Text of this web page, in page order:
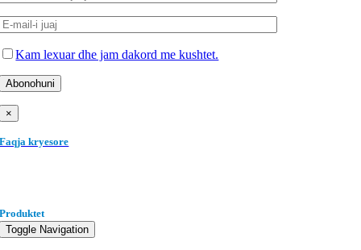
Kam lexuar dhe jam dakord me kushtet.
×
Faqja kryesore
Produktet
Toggle Navigation